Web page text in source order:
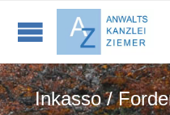
Inkasso /